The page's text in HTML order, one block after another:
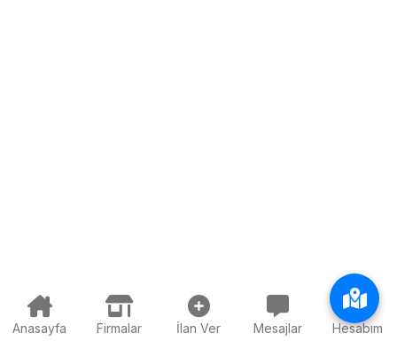
Anasayfa Firmalar İlan Ver Mesajlar Hesabım